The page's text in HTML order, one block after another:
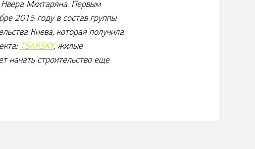
Мхитаряна. Первым
2015 году в состав группы
Киева, которая получила
TSARSKY, жилые
начать строительство еще